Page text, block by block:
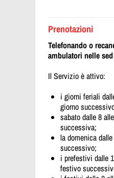
Prenotazioni
Telefonando o
ambulatori nelle
Il Servizio è attivo:
i giorni feriali
giorno
sabato dalle 8
successiva;
la domenica
successivo;
i prefestivi dalle
festivo